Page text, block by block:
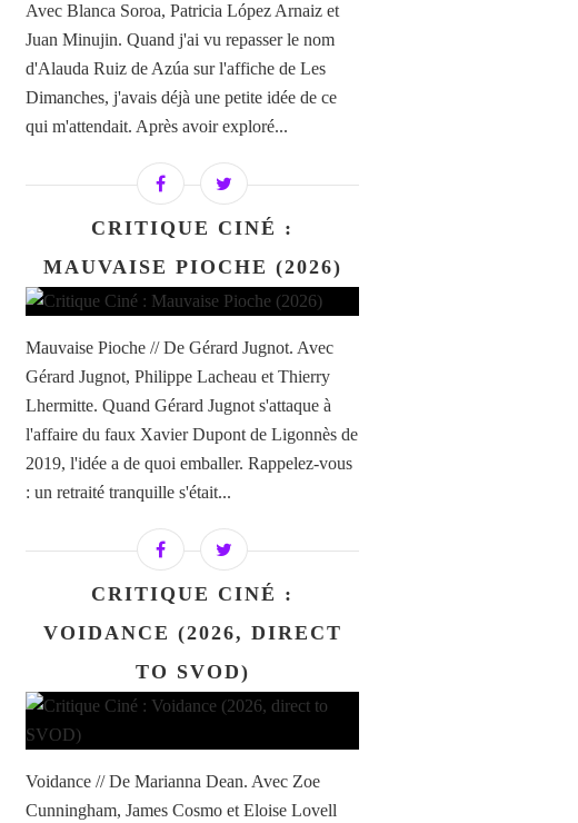
Avec Blanca Soroa, Patricia López Arnaiz et
Juan Minujin. Quand j'ai vu repasser le nom
d'Alauda Ruiz de Azúa sur l'affiche de Les
Dimanches, j'avais déjà une petite idée de ce
qui m'attendait. Après avoir exploré...
CRITIQUE CINÉ :
MAUVAISE PIOCHE (2026)
Mauvaise Pioche // De Gérard Jugnot. Avec
Gérard Jugnot, Philippe Lacheau et Thierry
Lhermitte. Quand Gérard Jugnot s'attaque à
l'affaire du faux Xavier Dupont de Ligonnès de
2019, l'idée a de quoi emballer. Rappelez-vous
: un retraité tranquille s'était...
CRITIQUE CINÉ :
VOIDANCE (2026, DIRECT
TO SVOD)
Voidance // De Marianna Dean. Avec Zoe
Cunningham, James Cosmo et Eloise Lovell